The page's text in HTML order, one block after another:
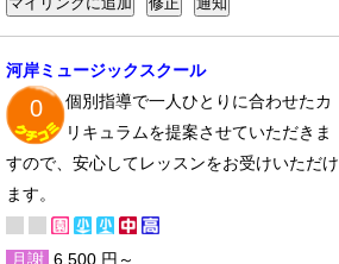
河岸ミュージックスクール
0
個別指導で一人ひとりに合わせたカ
リキュラムを提案させていただきま
すので、安心してレッスンをお受けいただけ
ます。
月謝 6,500 円～